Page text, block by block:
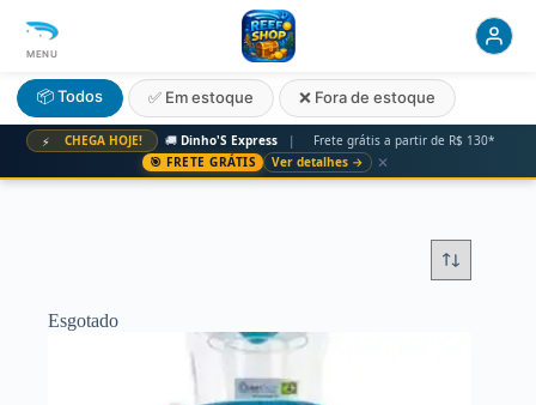
⚡ CHEGA HOJE! 🚚 Dinho'S Express |
Frete grátis a partir de R$ 130*
🎯 FRETE GRÁTIS
Ver detalhes → ✕
MENU
📦 Todos ✅ Em estoque ❌ Fora de estoque
Esgotado